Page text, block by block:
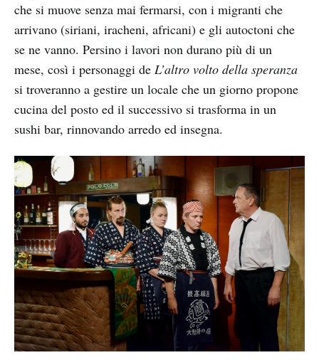
che si muove senza mai fermarsi, con i migranti che
arrivano (siriani, iracheni, africani) e gli autoctoni che
se ne vanno. Persino i lavori non durano più di un
mese, così i personaggi de L’altro volto della speranza
si troveranno a gestire un locale che un giorno propone
cucina del posto ed il successivo si trasforma in un
sushi bar, rinnovando arredo ed insegna.